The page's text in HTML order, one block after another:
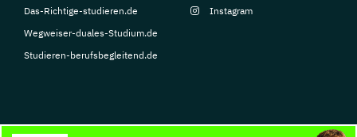
Das-Richtige-studieren.de
Wegweiser-duales-Studium.de
Studieren-berufsbegleitend.de
Instagram